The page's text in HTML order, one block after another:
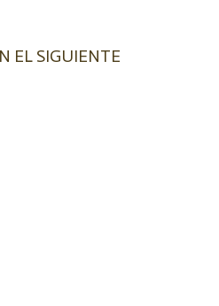
EL SIGUIENTE